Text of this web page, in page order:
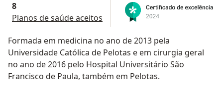
8
Planos de saúde aceitos
Formada em medicina no ano de 2013 pela
Universidade Católica de Pelotas e em cirurgia geral
no ano de 2016 pelo Hospital Universitário São
Francisco de Paula, também em Pelotas.